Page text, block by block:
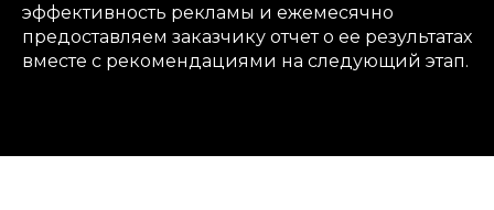
эффективность рекламы и ежемесячно
предоставляем заказчику отчет о ее результатах
вместе с рекомендациями на следующий этап.